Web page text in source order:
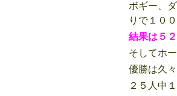
ボギー、
りで１０
結果は５
そしてホ
優勝は久
２５人中